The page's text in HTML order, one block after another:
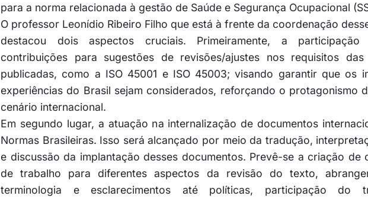
para a norma relacionada à gestão de Saúde e Segurança Ocupacional
O professor Leonídio Ribeiro Filho que está à frente da coordenação
destacou dois aspectos cruciais. Primeiramente, a
contribuições para sugestões de revisões/ajustes nos requisitos
publicadas, como a ISO 45001 e ISO 45003; visando garantir que os
experiências do Brasil sejam considerados, reforçando o protagonismo
cenário internacional.
Em segundo lugar, a atuação na internalização de documentos
Normas Brasileiras. Isso será alcançado por meio da tradução,
e discussão da implantação desses documentos. Prevê-se a criação de
de trabalho para diferentes aspectos da revisão do texto,
terminologia e esclarecimentos até políticas, participação do